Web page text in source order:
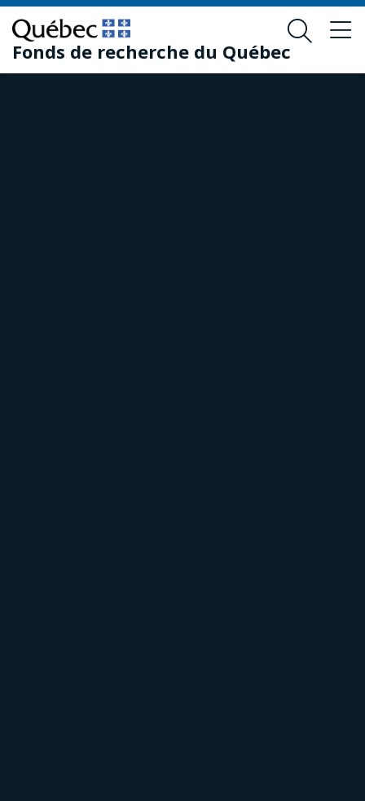
Passer
au
contenu
principal
Passer
au
pied
de
Fonds de recherche du Québec